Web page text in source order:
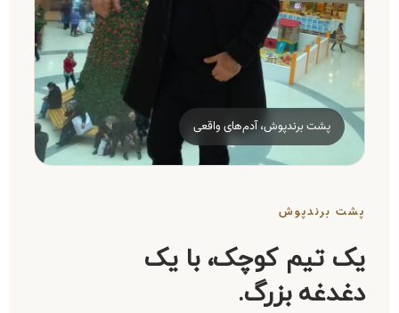
پشت برندپوش، آدم‌های واقعی
پشت برندپوش
یک تیم کوچک، با یک
دغدغه بزرگ.